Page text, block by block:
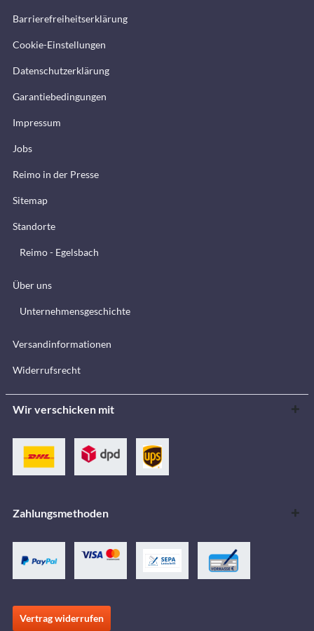
Barrierefreiheitserklärung
Cookie-Einstellungen
Datenschutzerklärung
Garantiebedingungen
Impressum
Jobs
Reimo in der Presse
Sitemap
Standorte
Reimo - Egelsbach
Über uns
Unternehmensgeschichte
Versandinformationen
Widerrufsrecht
Wir verschicken mit
Zahlungsmethoden
Vertrag widerrufen